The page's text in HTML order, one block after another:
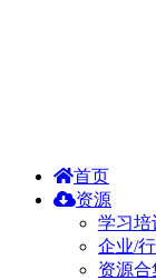
首页
资源
学习培
企业/
资源合